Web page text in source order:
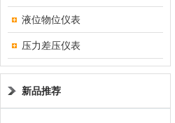
液位物位仪表
压力差压仪表
新品推荐